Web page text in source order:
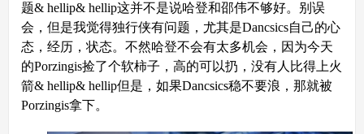
题& hellip& hellip这并不是说哈登和邵伟不够好。别误
会，但是我觉得独行侠有问题，尤其是Dancsics自己的心
态，经历，状态。不然哈登不会有太多机会，因为今天
的Porzingis捡了个软柿子，高的可以扔，没有人比得上火
箭& hellip& hellip但是，如果Dancsics稳不要浪，那就被
Porzingis拿下。